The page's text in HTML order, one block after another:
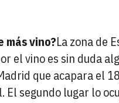
más vino?La zona de
el vino es sin duda
que acapara el
El segundo lugar lo